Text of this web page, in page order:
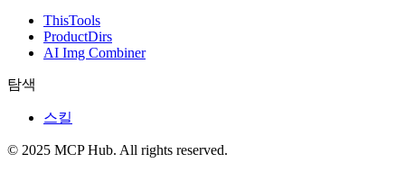
ThisTools
ProductDirs
AI Img Combiner
탐색
스킬
© 2025 MCP Hub. All rights reserved.